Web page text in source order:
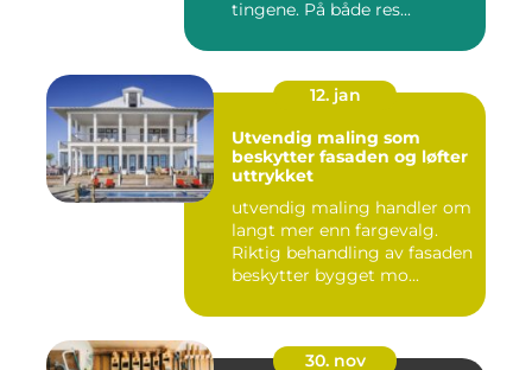
tingene. På både res...
12. jan
Utvendig maling som
beskytter fasaden og løfter
uttrykket
utvendig maling handler om
langt mer enn fargevalg.
Riktig behandling av fasaden
beskytter bygget mo...
30. nov